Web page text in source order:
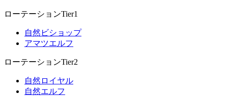
ローテーションTier1
自然ビショップ
アマツエルフ
ローテーションTier2
自然ロイヤル
自然エルフ